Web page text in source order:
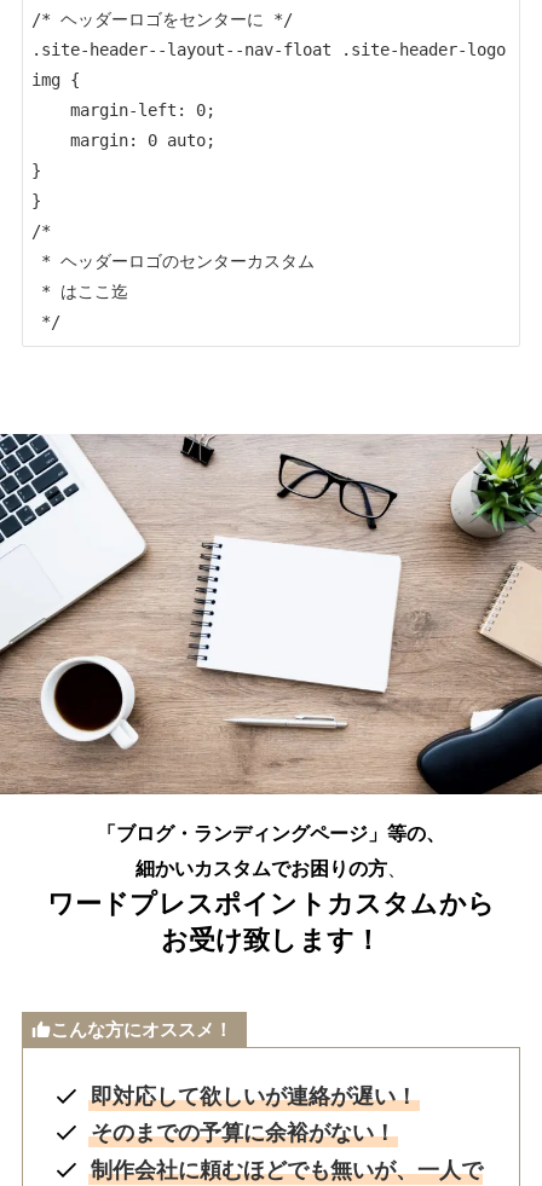
/* ヘッダーロゴをセンターに */
.site-header--layout--nav-float .site-header-logo
img {
}
}
/*
*/
「ブログ・ランディングページ」等の、
細かいカスタムでお困りの方
ワードプレスポイントカスタムから
お受け致します！
こんな方にオススメ！
即対応して欲しいが連絡が遅い！
そのまでの予算に余裕がない！
制作会社に頼むほどでも無いが、一人で